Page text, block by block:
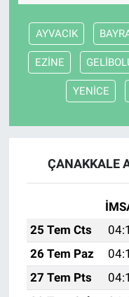
AYVACIK
EZİNE
YENİCE
ÇANAKKALE
25 Tem Cts
26 Tem Paz
27 Tem Pts